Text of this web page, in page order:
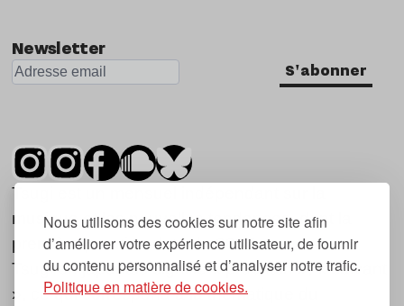
Nous utilisons des cookies sur notre site afin
d’améliorer votre expérience utilisateur, de fournir
du contenu personnalisé et d’analyser notre trafic.
Politique en matière de cookies.
Newsletter
S'abonner
Tsugi est un mensuel indépendant sur la
musique et les nouvelles tendances, dont la
première parution date de 2007.
Tsugi en japonais signifie « prochain », « suivant
», ce qui correspond à la thématique du